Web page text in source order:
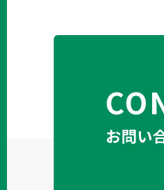
お問い